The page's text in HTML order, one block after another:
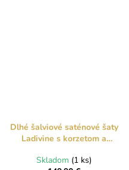
Dlhé šalviové saténové šaty
Ladivine s korzetom a
Skladom (1 ks)